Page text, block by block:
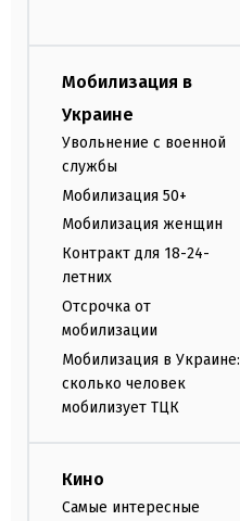
Мобилизация в
Украине
Увольнение с военной
службы
Мобилизация 50+
Мобилизация женщин
Контракт для 18-24-
летних
Отсрочка от
мобилизации
Мобилизация в Украине:
сколько человек
мобилизует ТЦК
Кино
Самые интересные